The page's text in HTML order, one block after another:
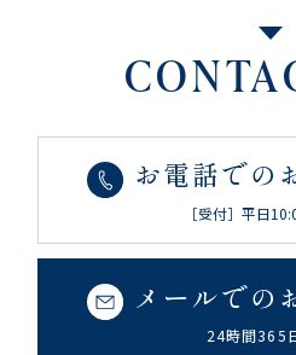
お電話での
［受付］平日
メールでの
24時間365